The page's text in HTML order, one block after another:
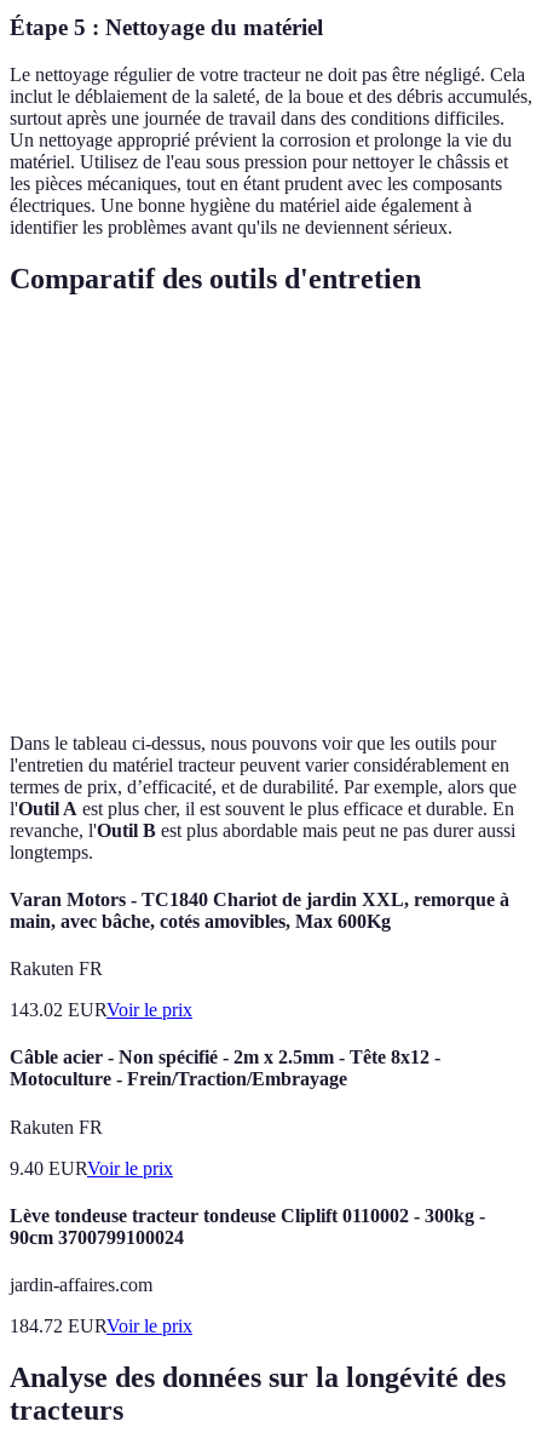
Étape 5 : Nettoyage du matériel
Le nettoyage régulier de votre tracteur ne doit pas être négligé. Cela
inclut le déblaiement de la saleté, de la boue et des débris accumulés,
surtout après une journée de travail dans des conditions difficiles.
Un nettoyage approprié prévient la corrosion et prolonge la vie du
matériel. Utilisez de l'eau sous pression pour nettoyer le châssis et
les pièces mécaniques, tout en étant prudent avec les composants
électriques. Une bonne hygiène du matériel aide également à
identifier les problèmes avant qu'ils ne deviennent sérieux.
Comparatif des outils d'entretien
Dans le tableau ci-dessus, nous pouvons voir que les outils pour
l'entretien du matériel tracteur peuvent varier considérablement en
termes de prix, d’efficacité, et de durabilité. Par exemple, alors que
l'Outil A est plus cher, il est souvent le plus efficace et durable. En
revanche, l'Outil B est plus abordable mais peut ne pas durer aussi
longtemps.
Varan Motors - TC1840 Chariot de jardin XXL, remorque à
main, avec bâche, cotés amovibles, Max 600Kg
Rakuten FR
143.02 EURVoir le prix
Câble acier - Non spécifié - 2m x 2.5mm - Tête 8x12 -
Motoculture - Frein/Traction/Embrayage
Rakuten FR
9.40 EURVoir le prix
Lève tondeuse tracteur tondeuse Cliplift 0110002 - 300kg -
90cm 3700799100024
jardin-affaires.com
184.72 EURVoir le prix
Analyse des données sur la longévité des
tracteurs